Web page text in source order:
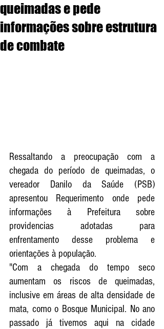
queimadas e pede
informações sobre estrutura
de combate
Ressaltando a preocupação com a
chegada do período de queimadas, o
vereador Danilo da Saúde (PSB)
apresentou Requerimento onde pede
informações à Prefeitura sobre
providencias adotadas para
enfrentamento desse problema e
orientações à população.
"Com a chegada do tempo seco
aumentam os riscos de queimadas,
inclusive em áreas de alta densidade de
mata, como o Bosque Municipal. No ano
passado já tivemos aqui na cidade